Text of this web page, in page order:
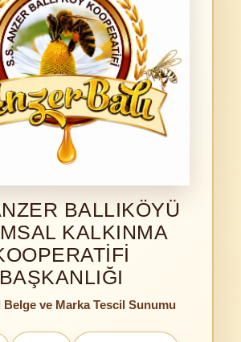
BALLIKÖYÜ
KALKINMA
BAŞKANLIĞI
ve Marka Tescil Sunumu